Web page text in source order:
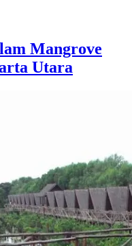
Mangrove
Utara